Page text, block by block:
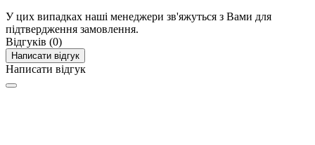
У цих випадках наші менеджери зв'яжуться з Вами для
підтвердження замовлення.
Відгуків (0)
Написати відгук
Написати відгук